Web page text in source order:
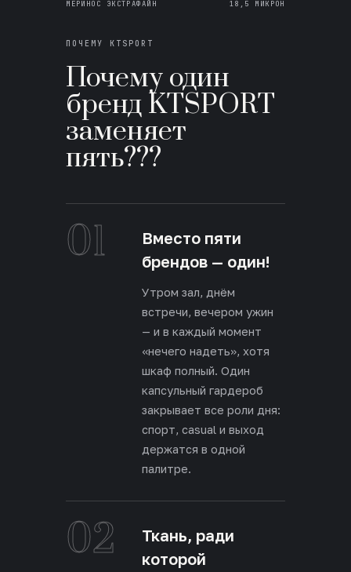
МЕРИНОС ЭКСТРАФАЙН 18,5 МИКРОН
ПОЧЕМУ KTSPORT
Почему один
бренд KTSPORT
заменяет
пять???
01
Вместо пяти
брендов — один!
Утром зал, днём
встречи, вечером ужин
— и в каждый момент
«нечего надеть», хотя
шкаф полный. Один
капсульный гардероб
закрывает все роли дня:
спорт, casual и выход
держатся в одной
палитре.
02
Ткань, ради
которой